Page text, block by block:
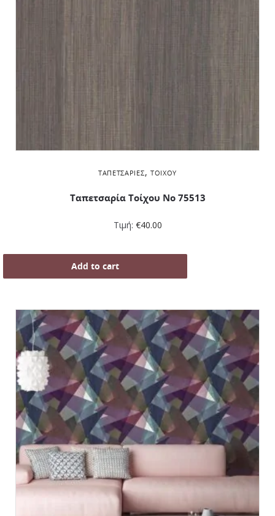
ΤΑΠΕΤΣΑΡΊΕΣ, ΤΟΊΧΟΥ
Ταπετσαρία Τοίχου Νο 75513
Τιμή: €40.00
Add to cart